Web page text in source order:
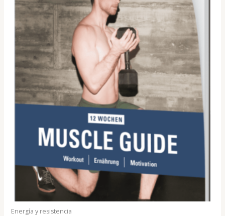
Energía y resistencia